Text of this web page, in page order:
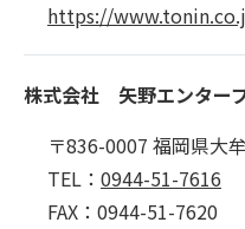
https://
株式会社 矢野エンター
〒836-0007 福岡県大
TEL： 0944-51-7616
FAX：0944-51-7620